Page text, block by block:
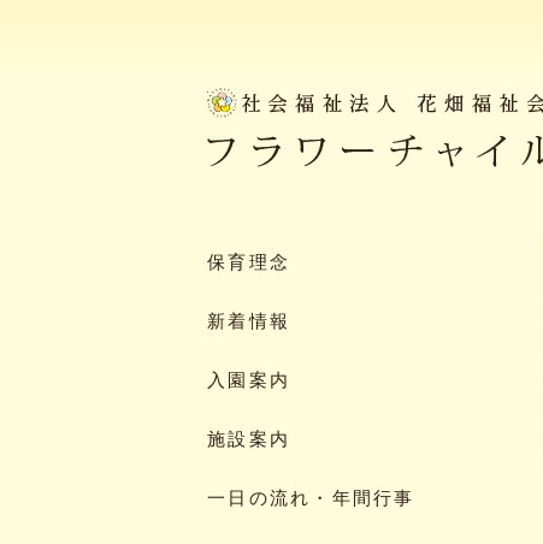
保育理念
新着情報
入園案内
施設案内
一日の流れ・年間行事